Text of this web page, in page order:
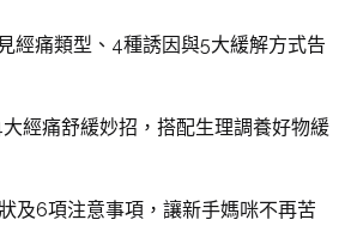
經痛類型、4種誘因與5大緩解方式告
經痛舒緩妙招，搭配生理調養好物緩
及6項注意事項，讓新手媽咪不再苦